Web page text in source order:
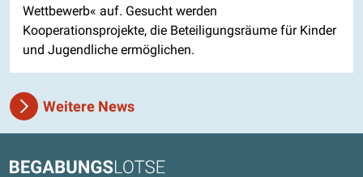
Wettbewerb« auf. Gesucht werden
Kooperationsprojekte, die Beteiligungsräume für Kinder
und Jugendliche ermöglichen.
Weitere News
Begabungslotse